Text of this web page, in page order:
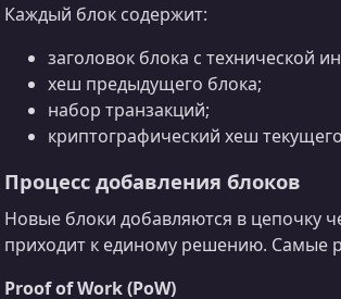
Каждый блок содержит:
заголовок блока с технической
хеш предыдущего блока;
набор транзакций;
криптографический хеш
Процесс добавления блоков
Новые блоки добавляются в цепочку
приходит к единому решению. Самые
Proof of Work (PoW)